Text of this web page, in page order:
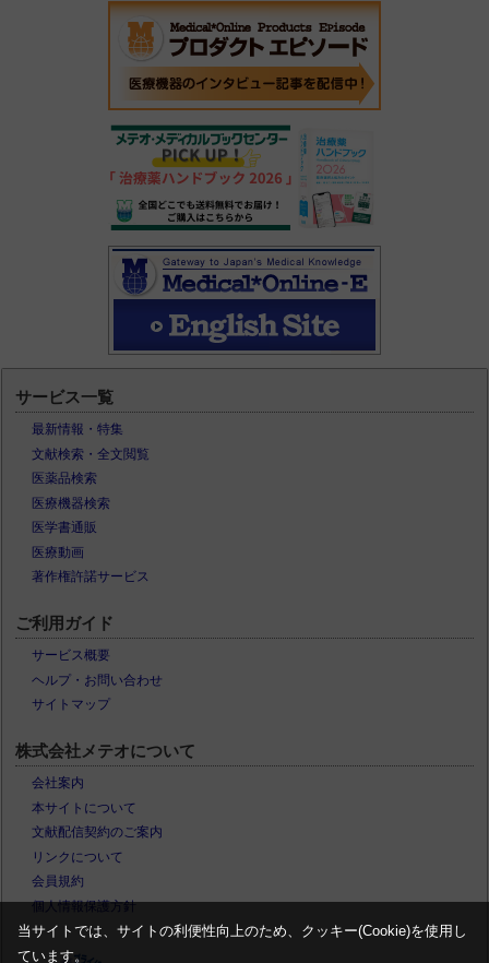
サービス一覧
最新情報・特集
文献検索・全文閲覧
医薬品検索
医療機器検索
医学書通販
医療動画
著作権許諾サービス
ご利用ガイド
サービス概要
ヘルプ・お問い合わせ
サイトマップ
株式会社メテオについて
会社案内
本サイトについて
文献配信契約のご案内
リンクについて
会員規約
個人情報保護方針
当サイトでは、サイトの利便性向上のため、クッキー(Cookie)を使用し
ています。